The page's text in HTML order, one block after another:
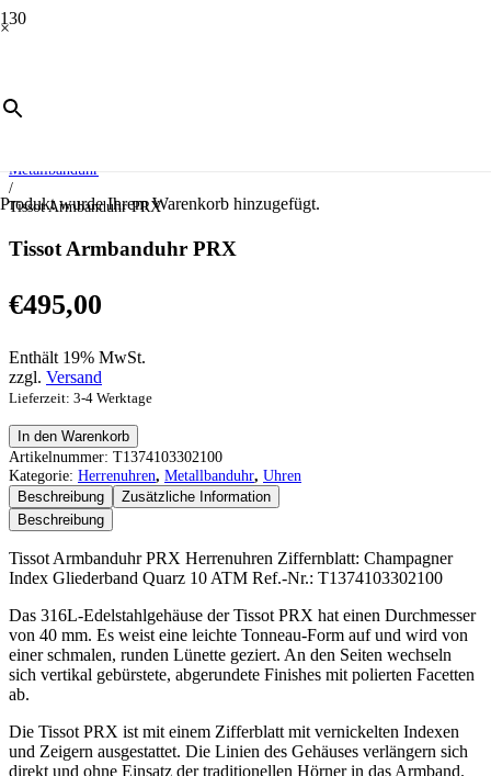
×
Produktwurde Ihrem Warenkorb hinzugefügt.
/
Metallbanduhr
/
Tissot Armbanduhr PRX
Tissot Armbanduhr PRX
€495,00
Enthält 19% MwSt.
zzgl. Versand
Lieferzeit: 3-4 Werktage
Tissot
Armbanduhr
PRX
Menge
In den Warenkorb
Artikelnummer: T1374103302100
Kategorie: Herrenuhren, Metallbanduhr, Uhren
Beschreibung
Zusätzliche Information
Beschreibung
Tissot Armbanduhr PRX Herrenuhren Ziffernblatt: Champagner
Index Gliederband Quarz 10 ATM Ref.-Nr.: T1374103302100
Das 316L-Edelstahlgehäuse der Tissot PRX hat einen Durchmesser
von 40 mm. Es weist eine leichte Tonneau-Form auf und wird von
einer schmalen, runden Lünette geziert. An den Seiten wechseln
sich vertikal gebürstete, abgerundete Finishes mit polierten Facetten
ab.
Die Tissot PRX ist mit einem Zifferblatt mit vernickelten Indexen
und Zeigern ausgestattet. Die Linien des Gehäuses verlängern sich
direkt und ohne Einsatz der traditionellen Hörner in das Armband.